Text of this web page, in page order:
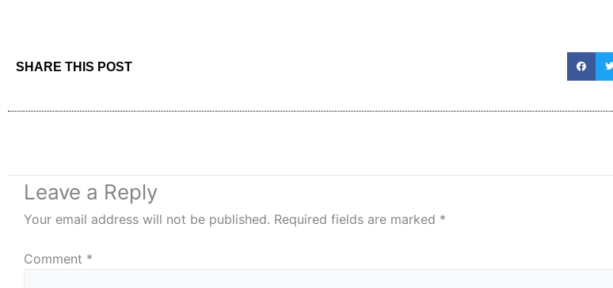
SHARE THIS POST
Leave a Reply
Your email address will not be published. Required fields are marked *
Comment *